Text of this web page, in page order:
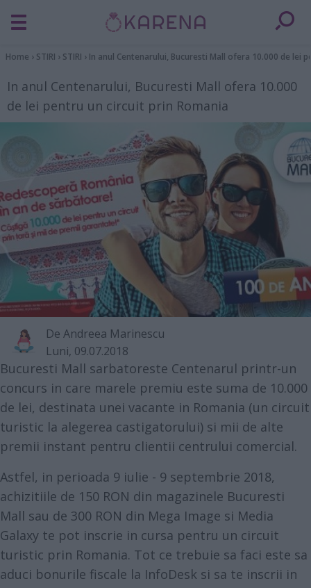
Home › STIRI › STIRI › In anul Centenarului, Bucuresti Mall ofera 10.000 de lei
In anul Centenarului, Bucuresti Mall ofera 10.000
de lei pentru un circuit prin Romania
De Andreea Marinescu
Luni, 09.07.2018
Bucuresti Mall sarbatoreste Centenarul printr-un
concurs in care marele premiu este suma de 10.000
de lei, destinata unei vacante in Romania (un circuit
turistic la alegerea castigatorului) si mii de alte
premii instant pentru clientii centrului comercial.
Astfel, in perioada 9 iulie - 9 septembrie 2018,
achizitiile de 150 RON din magazinele Bucuresti
Mall sau de 300 RON din Mega Image si Media
Galaxy te pot inscrie in cursa pentru un circuit
turistic prin Romania. Tot ce trebuie sa faci este sa
aduci bonurile fiscale la InfoDesk si sa te inscrii in